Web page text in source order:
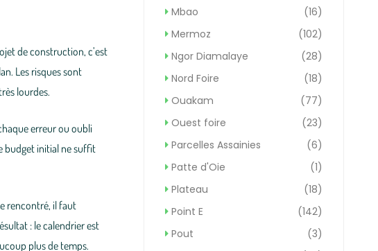
de construction, c’est
. Les risques sont
lourdes.
erreur ou oubli
budget initial ne suffit
rencontré, il faut
: le calendrier est
plus de temps.
Mbao
(16)
Mermoz
(102)
Ngor Diamalaye
(28)
Nord Foire
(18)
Ouakam
(77)
Ouest foire
(23)
Parcelles Assainies
(6)
Patte d'Oie
(1)
Plateau
(18)
Point E
(142)
Pout
(3)